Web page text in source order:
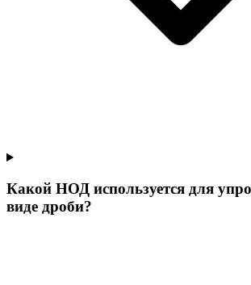
Какой НОД используется для
виде дроби?